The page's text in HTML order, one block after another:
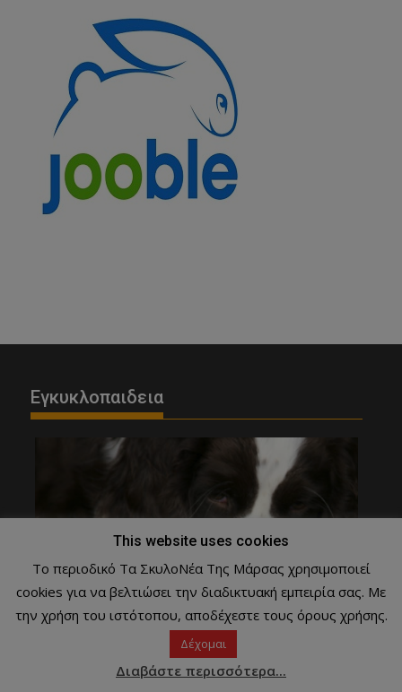
Εγκυκλοπαιδεια
This website uses cookies
Το περιοδικό Τα ΣκυλοΝέα Της Μάρσας χρησιμοποιεί
cookies για να βελτιώσει την διαδικτυακή εμπειρία σας. Με
την χρήση του ιστότοπου, αποδέχεστε τους όρους χρήσης.
Δέχομαι
Διαβάστε περισσότερα...